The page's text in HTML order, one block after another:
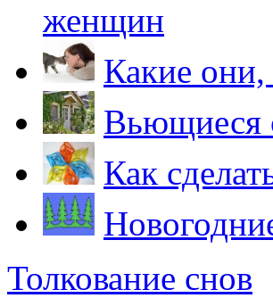
женщин
Какие
Вьющиеся
Как
Толкование снов